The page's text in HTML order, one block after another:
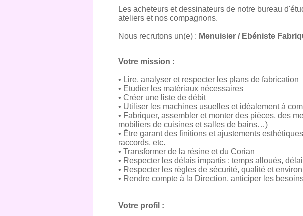
Les acheteurs et dessinateurs de notre bureau
ateliers et nos compagnons.
Nous recrutons un(e) : Menuisier / Ebéniste
Votre mission :
• Lire, analyser et respecter les plans de fabrication
• Etudier les matériaux nécessaires
• Créer une liste de débit
• Utiliser les machines usuelles et idéalement à
• Fabriquer, assembler et monter des pièces, des
mobiliers de cuisines et salles de bains…)
• Être garant des finitions et ajustements
raccords, etc.
• Transformer de la résine et du Corian
• Respecter les délais impartis : temps alloués,
• Respecter les règles de sécurité, qualité et
• Rendre compte à la Direction, anticiper les
Votre profil :